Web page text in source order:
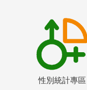
性別統計專區